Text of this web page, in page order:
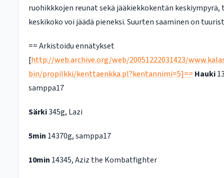
ruohikkkojen reunat sekä jääkiekkokentän keskiympyrä,
keskikoko voi jäädä pieneksi. Suurten saaminen on
== Arkistoidu ennätykset
[http://web.archive.org/web/20051222031423/
bin/propilkki/kenttaenkka.pl?kentannimi=5]== Hauki
samppa17
Särki345g, Lazi
5min 14370g, samppa17
10min 14345, Aziz the Kombatfighter